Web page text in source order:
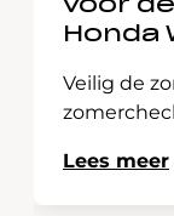
voor
Honda
Veilig de
Lees meer